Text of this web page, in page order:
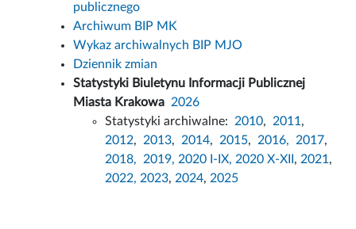
publicznego
Archiwum BIP MK
Wykaz archiwalnych BIP MJO
Dziennik zmian
Statystyki Biuletynu Informacji Publicznej
Miasta Krakowa 2026
Statystyki archiwalne: 2010, 2011,
2012, 2013, 2014, 2015, 2016, 2017,
2018,
2019, 2020 I-IX, 2020 X-XII , 2021,
2022, 2023, 2024, 2025